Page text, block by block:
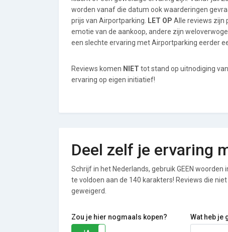
worden vanaf die datum ook waarderingen
prijs van Airportparking.
LET OP Alle reviews zijn
emotie van de aankoop, andere zijn
een slechte ervaring met Airportparking eerder
Reviews komen NIET tot stand op uitnodiging
ervaring op eigen initiatief!
Deel zelf je ervaring
Schrijf in het Nederlands, gebruik GEEN
te voldoen aan de 140 karakters! Reviews die
geweigerd.
Zou je hier nogmaals kopen? Wat heb je